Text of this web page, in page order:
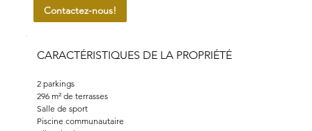
Contactez-nous!
CARACTÉRISTIQUES DE LA PROPRIÉTÉ
2 parkings
296 m² de terrasses
Salle de sport
Piscine communautaire